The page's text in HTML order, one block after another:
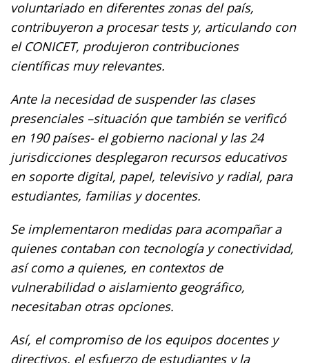
voluntariado en diferentes zonas del país,
contribuyeron a procesar tests y, articulando con
el CONICET, produjeron contribuciones
científicas muy relevantes.
Ante la necesidad de suspender las clases
presenciales –situación que también se verificó
en 190 países- el gobierno nacional y las 24
jurisdicciones desplegaron recursos educativos
en soporte digital, papel, televisivo y radial, para
estudiantes, familias y docentes.
Se implementaron medidas para acompañar a
quienes contaban con tecnología y conectividad,
así como a quienes, en contextos de
vulnerabilidad o aislamiento geográfico,
necesitaban otras opciones.
Así, el compromiso de los equipos docentes y
directivos, el esfuerzo de estudiantes y la